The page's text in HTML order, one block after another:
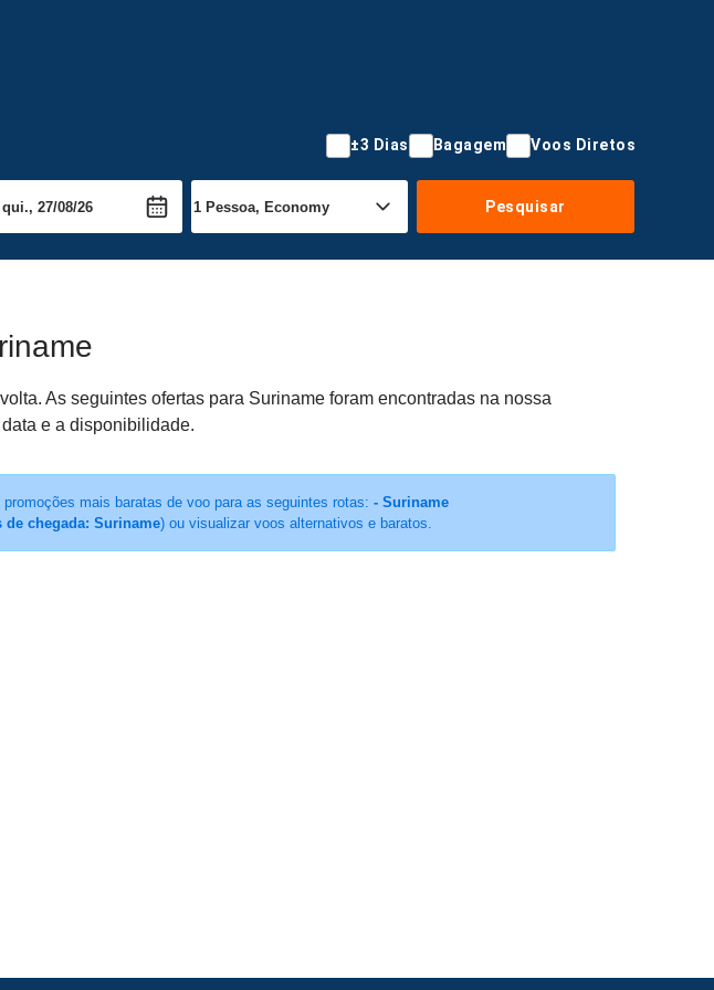
±3 Dias Bagagem Voos Diretos
Pesquisar
As seguintes ofertas para Suriname foram encontradas na nossa
e a disponibilidade.
mais baratas de voo para as seguintes rotas: - Suriname
de chegada: Suriname) ou visualizar voos alternativos e baratos.